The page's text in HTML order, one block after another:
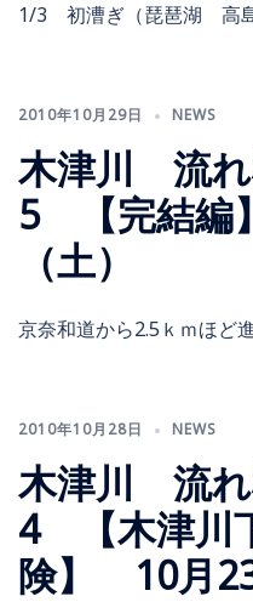
1/3 初漕ぎ（琵琶湖 高
2010年10月29日 NEWS
木津川 流れ
5 【完結編
（土）
京奈和道から2.5ｋｍほど
2010年10月28日 NEWS
木津川 流れ
4 【木津川
険】 10月23